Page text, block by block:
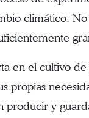
climático.
en el cultivo
propias
producir y